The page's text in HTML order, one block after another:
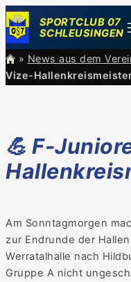
Zum
Inhalt
springen
SPORTCLUB 07
SCHLEUSINGEN
» News aus dem
Vize-
💪 F-
Am Sonntagmorgen
zur Endrunde der
Werratalhalle nach
Gruppe A nicht